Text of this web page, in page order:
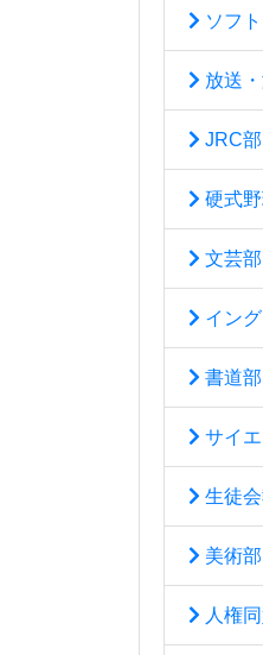
ソフ
放送
JRC部
硬式
文芸部
イン
書道部
サイ
生徒
美術部
人権